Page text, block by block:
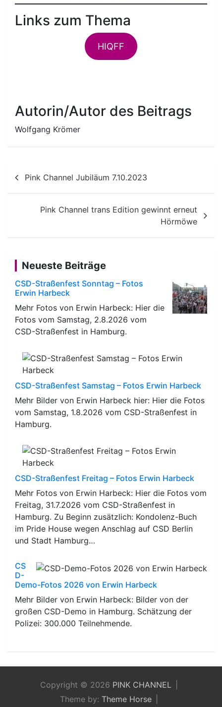
Links zum Thema
HIQFF
Autorin/Autor des Beitrags
Wolfgang Krömer
Beitragsnavigation
Pink Channel Jubiläum 7.10.2023
Pink Channel trans Edition gewinnt erneut
Hörmöwe
Neueste Beiträge
CSD-Straßenfest Sonntag – Fotos
Erwin Harbeck
Mehr Fotos von Erwin Harbeck: Hier die
Fotos vom Samstag, 2.8.2026 vom
CSD-Straßenfest in Hamburg.
CSD-Straßenfest Samstag – Fotos Erwin Harbeck
Mehr Bilder von Erwin Harbeck hier: Hier die Fotos
vom Samstag, 1.8.2026 vom CSD-Straßenfest in
Hamburg.
CSD-Straßenfest Freitag – Fotos Erwin Harbeck
Mehr Fotos von Erwin Harbeck: Hier die Fotos vom
Freitag, 31.7.2026 vom CSD-Straßenfest in
Hamburg. Zu Beginn zusätzlich: Kondolenz-Buch
im Pride House wegen Anschlag auf CSD Berlin
und Stadt Hamburg…
CS
D-
Demo-Fotos 2026 von Erwin Harbeck
Mehr Bilder von Erwin Harbeck: Bilder von der
großen CSD-Demo in Hamburg. Schätzung der
Polizei: 300.000 Teilnehmende.
Copyright © 2026 PINK CHANNEL
Theme by: Theme Horse